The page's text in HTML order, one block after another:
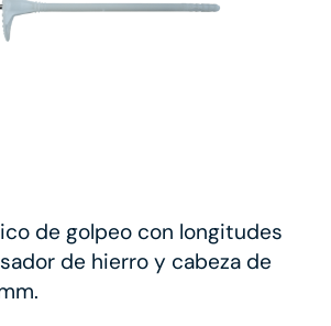
de golpeo con longitudes
de hierro y cabeza de